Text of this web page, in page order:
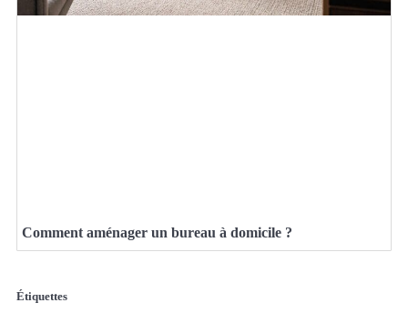
Comment aménager un bureau à domicile ?
Étiquettes